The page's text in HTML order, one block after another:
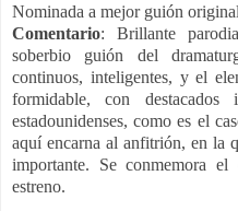
Nominada a mejor guión
Comentario: Brillante
soberbio guión del
continuos, inteligentes, y el
formidable, con destacados
estadounidenses, como es el
aquí encarna al anfitrión, en la
importante. Se conmemora el
estreno.